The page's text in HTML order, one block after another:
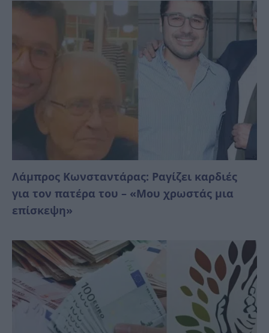
Λάμπρος Κωνσταντάρας: Ραγίζει καρδιές
για τον πατέρα του – «Μου χρωστάς μια
επίσκεψη»